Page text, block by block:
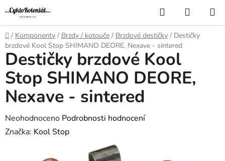
Přejít
na
obsah
Hledat
KOŠÍK
Domů
/ Komponenty / Brzdy / kotouče / Brzdové destičky / Destičky
brzdové Kool Stop SHIMANO DEORE, Nexave - sintered
Destičky brzdové Kool
Stop SHIMANO DEORE,
Nexave - sintered
Průměrné
hodnocení
Neohodnoceno Podrobnosti hodnocení
Značka: Kool Stop